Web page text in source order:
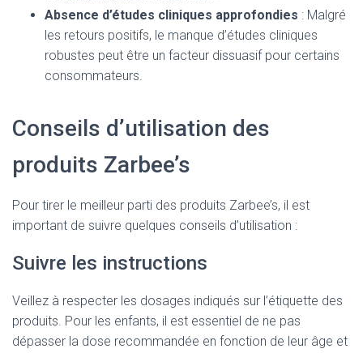
Absence d’études cliniques approfondies : Malgré
les retours positifs, le manque d’études cliniques
robustes peut être un facteur dissuasif pour certains
consommateurs.
Conseils d’utilisation des
produits Zarbee’s
Pour tirer le meilleur parti des produits Zarbee’s, il est
important de suivre quelques conseils d’utilisation :
Suivre les instructions
Veillez à respecter les dosages indiqués sur l’étiquette des
produits. Pour les enfants, il est essentiel de ne pas
dépasser la dose recommandée en fonction de leur âge et